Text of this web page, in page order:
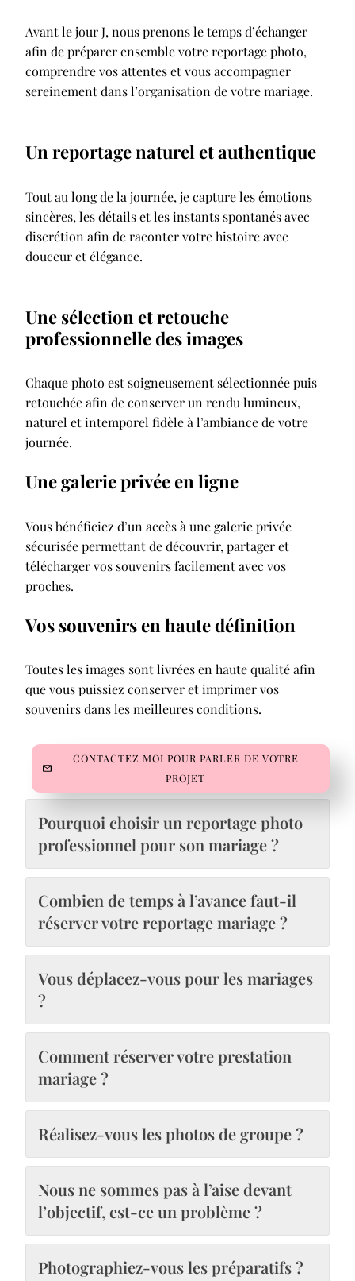
Avant le jour J, nous prenons le temps d’échanger
afin de préparer ensemble votre reportage photo,
comprendre vos attentes et vous accompagner
sereinement dans l’organisation de votre mariage.
Un reportage naturel et authentique
Tout au long de la journée, je capture les émotions
sincères, les détails et les instants spontanés avec
discrétion afin de raconter votre histoire avec
douceur et élégance.
Une sélection et retouche
professionnelle des images
Chaque photo est soigneusement sélectionnée puis
retouchée afin de conserver un rendu lumineux,
naturel et intemporel fidèle à l’ambiance de votre
journée.
Une galerie privée en ligne
Vous bénéficiez d’un accès à une galerie privée
sécurisée permettant de découvrir, partager et
télécharger vos souvenirs facilement avec vos
proches.
Vos souvenirs en haute définition
Toutes les images sont livrées en haute qualité afin
que vous puissiez conserver et imprimer vos
souvenirs dans les meilleures conditions.
CONTACTEZ MOI POUR PARLER DE VOTRE
PROJET
Pourquoi choisir un reportage photo
professionnel pour son mariage ?
Combien de temps à l’avance faut-il
réserver votre reportage mariage ?
Vous déplacez-vous pour les mariages
?
Comment réserver votre prestation
mariage ?
Réalisez-vous les photos de groupe ?
Nous ne sommes pas à l’aise devant
l’objectif, est-ce un problème ?
Photographiez-vous les préparatifs ?